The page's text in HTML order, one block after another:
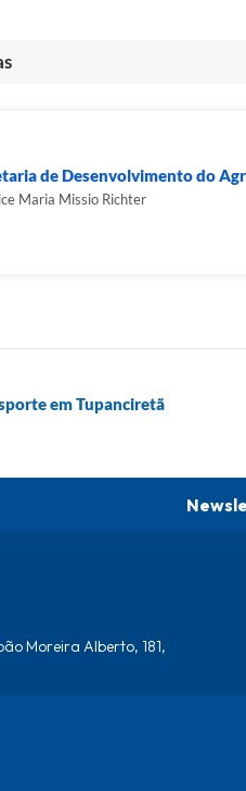
de Desenvolvimento do
Maria Missio Richter
em Tupanciretã
Moreira Alberto, 181,